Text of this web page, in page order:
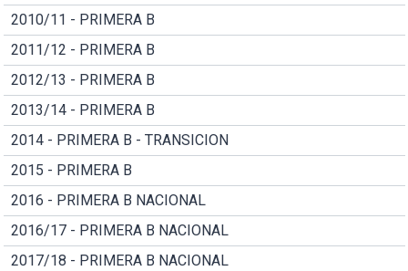
2010/11 - PRIMERA B
2011/12 - PRIMERA B
2012/13 - PRIMERA B
2013/14 - PRIMERA B
2014 - PRIMERA B - TRANSICION
2015 - PRIMERA B
2016 - PRIMERA B NACIONAL
2016/17 - PRIMERA B NACIONAL
2017/18 - PRIMERA B NACIONAL